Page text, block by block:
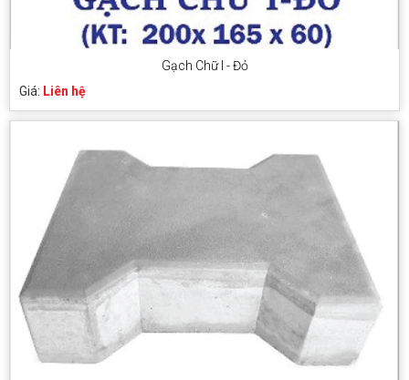
Gạch Chữ I - Đỏ
Giá: Liên hệ